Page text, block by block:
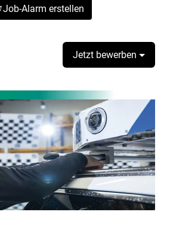
Job-Alarm erstellen
Jetzt bewerben